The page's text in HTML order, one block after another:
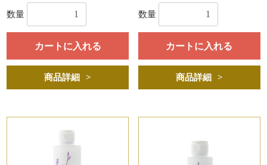
数量
カートに入れる
商品詳細
数量
カートに入れる
商品詳細